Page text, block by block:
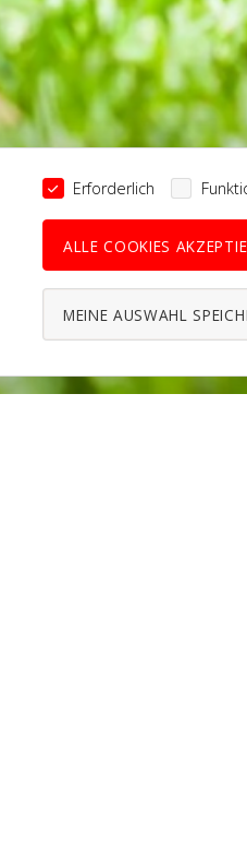
Erforderlich
ALLE COOKIES
MEINE AUSWAHL